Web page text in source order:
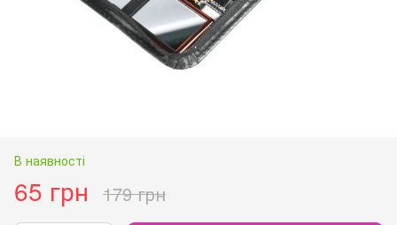
В наявності
65 грн 179 грн